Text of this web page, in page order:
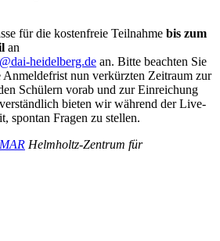
für die kostenfreie Teilnahme bis zum
an
heidelberg.de an. Bitte beachten Sie
Anmeldefrist nun verkürzten Zeitraum zur
Schülern vorab und zur Einreichung
bieten wir während der Live-
spontan Fragen zu stellen.
Helmholtz-Zentrum für